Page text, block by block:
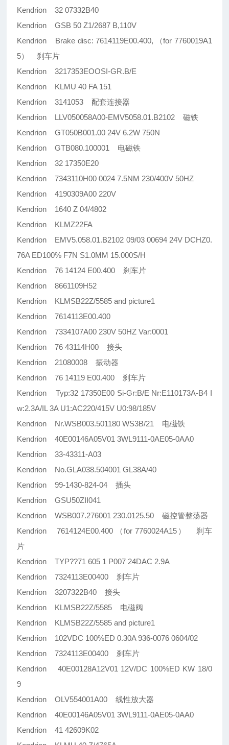
Kendrion 32 07332B40
Kendrion GSB 50 Z1/2687 B,110V
Kendrion Brake disc: 7614119E00.400, （for 7760019A1
5） 刹车片
Kendrion 3217353EOOSI-GR.B/E
Kendrion KLMU 40 FA 151
Kendrion 3141053 配套连接器
Kendrion LLV050058A00-EMV5058.01.B2102 磁铁
Kendrion GT050B001.00 24V 6.2W 750N
Kendrion GTB080.100001 电磁铁
Kendrion 32 17350E20
Kendrion 7343110H00 0024 7.5NM 230/400V 50HZ
Kendrion 4190309A00 220V
Kendrion 1640 Z 04/4802
Kendrion KLMZ22FA
Kendrion EMV5.058.01.B2102 09/03 00694 24V DCHZ0.
76A ED100% F7N S1.0MM 15.000S/H
Kendrion 76 14124 E00.400 刹车片
Kendrion 8661109H52
Kendrion KLMSB22Z/5585 and picture1
Kendrion 7614113E00.400
Kendrion 7334107A00 230V 50HZ Var:0001
Kendrion 76 43114H00 接头
Kendrion 21080008 振动器
Kendrion 76 14119 E00.400 刹车片
Kendrion Typ:32 17350E00 Si-Gr:B/E Nr:E110173A-B4 I
w:2.3A/IL 3A U1:AC220/415V U0:98/185V
Kendrion Nr.WSB003.501180 WS3B/21 电磁铁
Kendrion 40E00146A05V01 3WL9111-0AE05-0AA0
Kendrion 33-43311-A03
Kendrion No.GLA038.504001 GL38A/40
Kendrion 99-1430-824-04 插头
Kendrion GSU50ZII041
Kendrion WSB007.276001 230.0125.50 磁控管整荡器
Kendrion 7614124E00.400 （for 7760024A15） 刹车
片
Kendrion TYP??71 605 1 P007 24DAC 2.9A
Kendrion 7324113E00400 刹车片
Kendrion 3207322B40 接头
Kendrion KLMSB22Z/5585 电磁阀
Kendrion KLMSB22Z/5585 and picture1
Kendrion 102VDC 100%ED 0.30A 936-0076 0604/02
Kendrion 7324113E00400 刹车片
Kendrion 40E00128A12V01 12V/DC 100%ED KW 18/0
9
Kendrion OLV554001A00 线性放大器
Kendrion 40E00146A05V01 3WL9111-0AE05-0AA0
Kendrion 41 42609K02